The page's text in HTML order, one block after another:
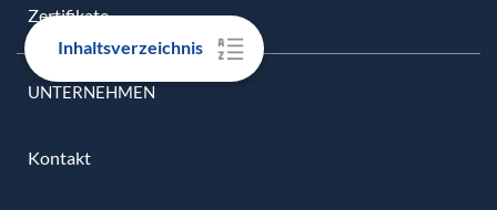
Inhaltsverzeichnis
Zertifikate
UNTERNEHMEN
Kontakt